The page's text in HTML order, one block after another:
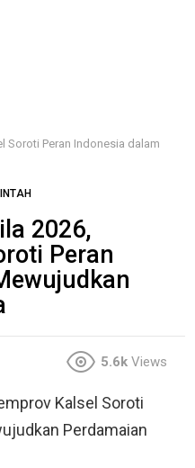
Soroti Peran Indonesia dalam
2026,
Peran
5.6k Views
Kalsel Soroti
Perdamaian